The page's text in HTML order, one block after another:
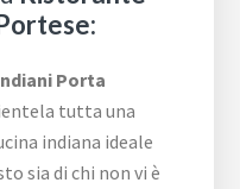
Porta
tutta una
indiana ideale
sia di chi non vi è